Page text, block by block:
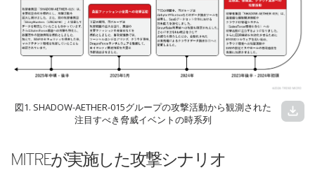
図1. SHADOW-AETHER-015グループの攻撃活動から観測された
注目すべき脅威イベントの時系列
download
MITREが実施した攻撃シナリオ